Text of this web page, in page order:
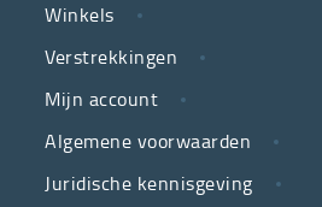
neutrale
ziekenfondsen,
is
partner
in
LINKS
Winkels
Verstrekkingen
Mijn account
Algemene voorwaarden
Juridische kennisgeving